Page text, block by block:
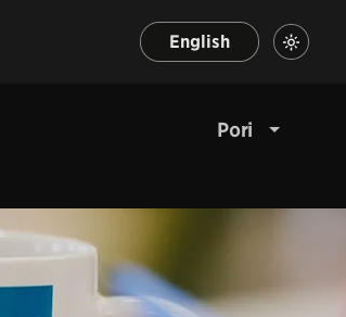
English
Pori